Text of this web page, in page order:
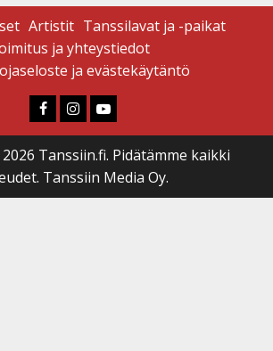
Artistit Tanssilavat ja -paikat
ja yhteystiedot
ja evästekäytäntö
Faceboook
Instagram
Youtube
Tanssiin.fi. Pidätämme kaikki
Tanssiin Media Oy.